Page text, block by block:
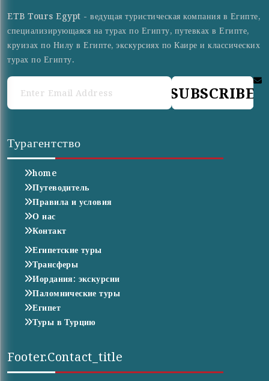
ETB Tours Egypt - ведущая туристическая компания в Египте,
специализирующаяся на турах по Египту, путевках в Египте,
круизах по Нилу в Египте, экскурсиях по Каире и классических
турах по Египту.
SUBSCRIBE
Турагентство
home
Путеводитель
Правила и условия
О нас
Контакт
Египетские туры
Трансферы
Иордания: экскурсии
Паломнические туры
Египет
Туры в Турцию
Footer.contact_title